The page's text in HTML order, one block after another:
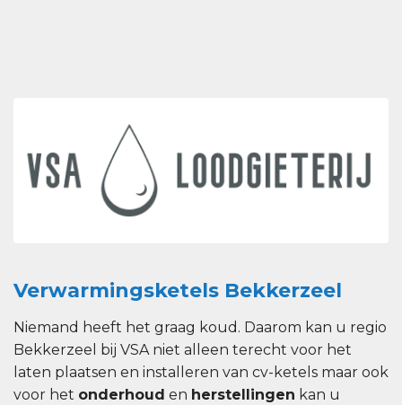
Verwarmingsketels Bekkerzeel
Niemand heeft het graag koud. Daarom kan u regio
Bekkerzeel bij VSA niet alleen terecht voor het
laten plaatsen en installeren van cv-ketels maar ook
voor het onderhoud en herstellingen kan u